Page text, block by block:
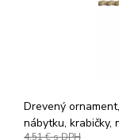
Drevený
nábytku, krabičky,
4,51 €s DPH